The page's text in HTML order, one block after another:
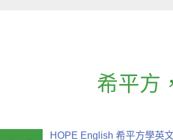
希平方 ，
HOPE English 希平方學英